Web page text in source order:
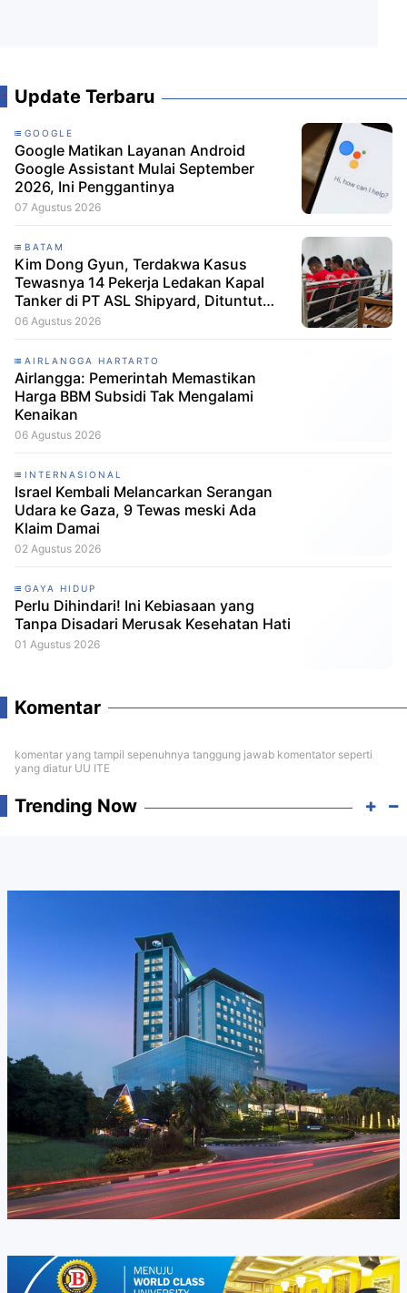
Update Terbaru
GOOGLE
Google Matikan Layanan Android
Google Assistant Mulai September
2026, Ini Penggantinya
07 Agustus 2026
BATAM
Kim Dong Gyun, Terdakwa Kasus
Tewasnya 14 Pekerja Ledakan Kapal
Tanker di PT ASL Shipyard, Dituntut
Hanya 1,6 Tahun Penjara
06 Agustus 2026
AIRLANGGA HARTARTO
Airlangga: Pemerintah Memastikan
Harga BBM Subsidi Tak Mengalami
Kenaikan
06 Agustus 2026
INTERNASIONAL
Israel Kembali Melancarkan Serangan
Udara ke Gaza, 9 Tewas meski Ada
Klaim Damai
02 Agustus 2026
GAYA HIDUP
Perlu Dihindari! Ini Kebiasaan yang
Tanpa Disadari Merusak Kesehatan Hati
01 Agustus 2026
Komentar
komentar yang tampil sepenuhnya tanggung jawab komentator seperti
yang diatur UU ITE
Trending Now